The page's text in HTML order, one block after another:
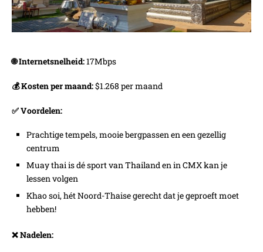
🌐 Internetsnelheid:17Mbps
💰 Kosten per maand:$1.268 per maand
✅ Voordelen:
Prachtige tempels, mooie bergpassen en een gezellig
centrum
Muay thai is dé sport van Thailand en in CMX kan je
lessen volgen
Khao soi, hét Noord-Thaise gerecht dat je geproeft moet
hebben!
❌ Nadelen: